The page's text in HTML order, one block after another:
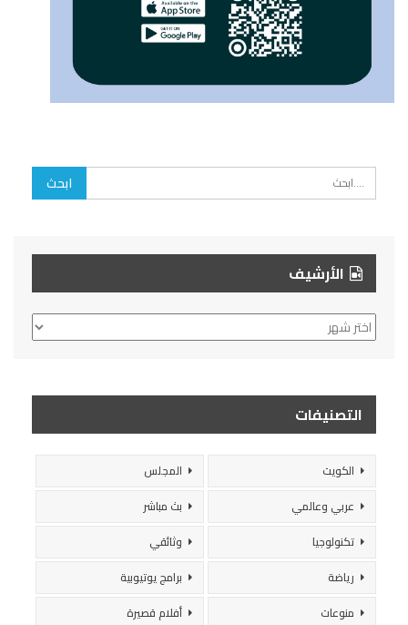
الأرشيف
الأرشيف
التصنيفات
الكويت
المجلس
عربي وعالمي
بث مباشر
تكنولوجيا
وثائقي
رياضة
برامج يوتيوبية
منوعات
أفلام قصيرة